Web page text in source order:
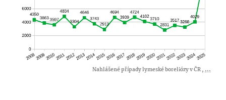
Nahlášené případy lymeské boreliózy v ČR ,...